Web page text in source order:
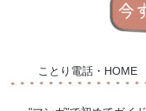
ことり電話・HOME